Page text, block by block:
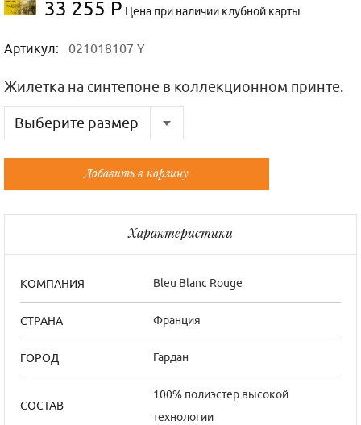
33 255 Р Цена при наличии клубной карты
Артикул: 021018107 Y
Жилетка на синтепоне в коллекционном принте.
Выберите размер
Русский
Французский
Добавить в корзину
Характеристики
КОМПАНИЯ Bleu Blanc Rouge
СТРАНА Франция
ГОРОД Гардан
СОСТАВ
100% полиэстер высокой
технологии